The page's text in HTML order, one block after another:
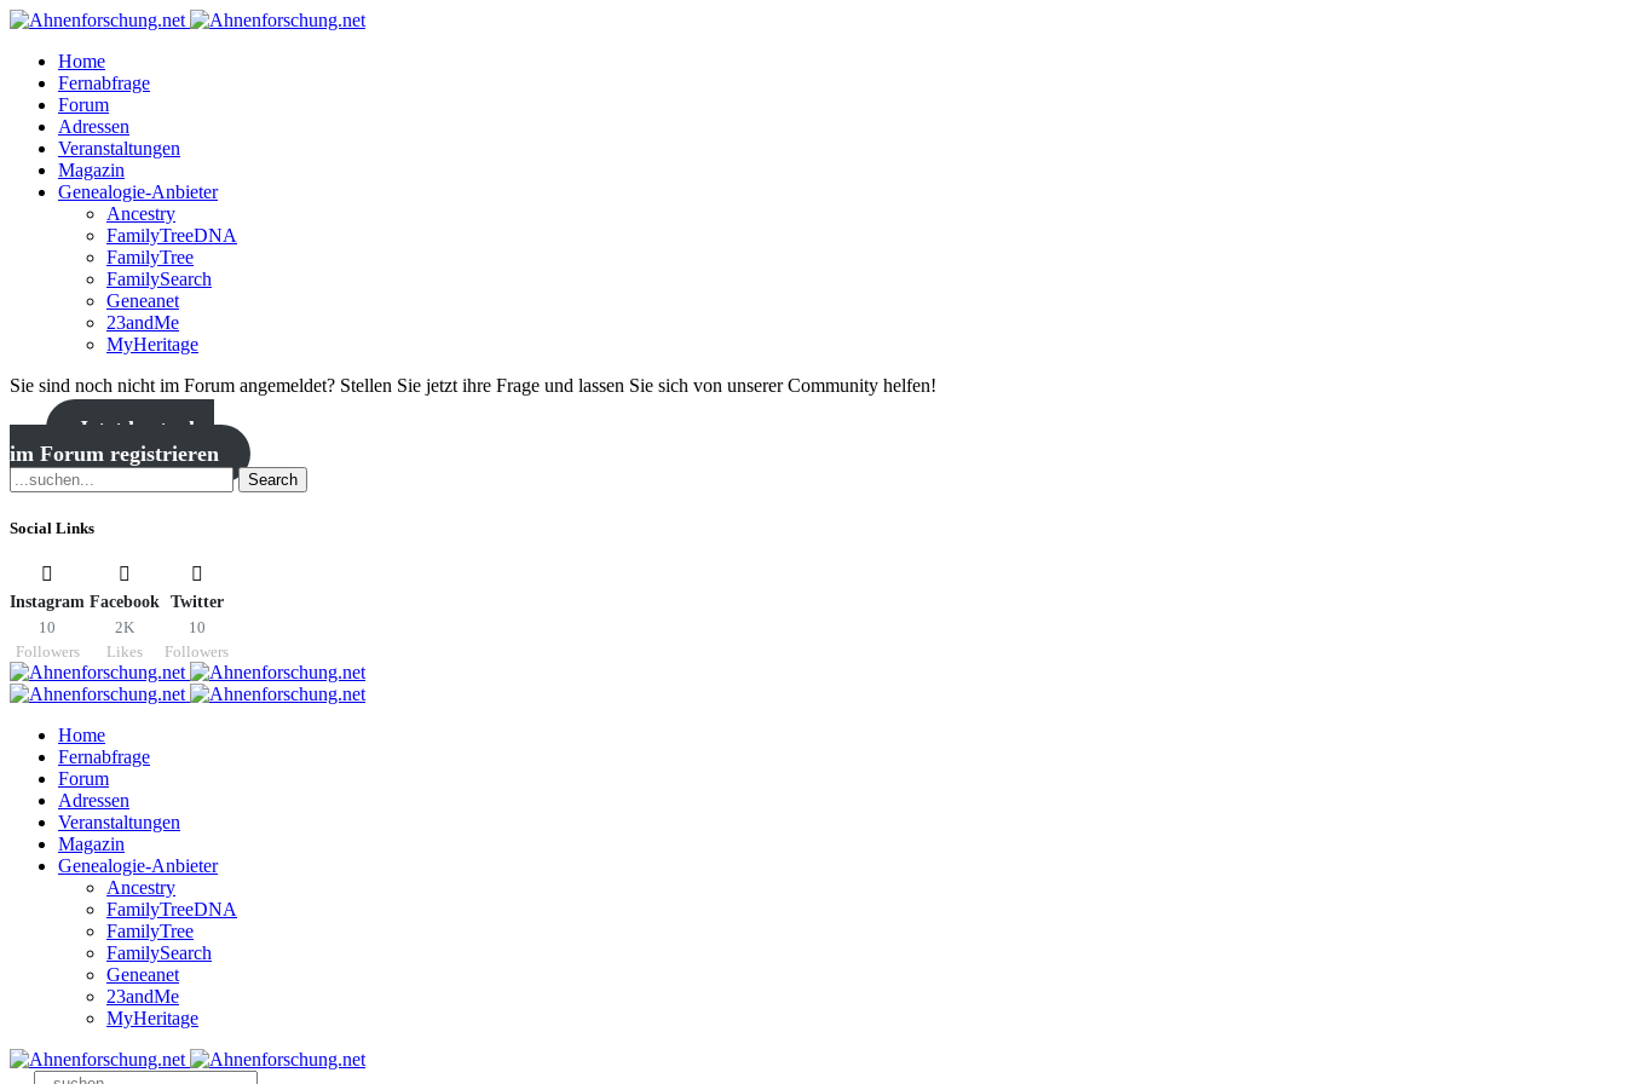
Home
Fernabfrage
Forum
Adressen
Veranstaltungen
Magazin
Genealogie-Anbieter
Ancestry
FamilyTreeDNA
FamilyTree
FamilySearch
Geneanet
23andMe
MyHeritage
Sie sind noch nicht im Forum angemeldet? Stellen Sie jetzt ihre Frage und lassen Sie sich von unserer Community helfen!
Jetzt kostenlos
im Forum registrieren
Search
Social Links
Instagram
10
Followers
Facebook
2K
Likes
Twitter
10
Followers
Home
Fernabfrage
Forum
Adressen
Veranstaltungen
Magazin
Genealogie-Anbieter
Ancestry
FamilyTreeDNA
FamilyTree
FamilySearch
Geneanet
23andMe
MyHeritage